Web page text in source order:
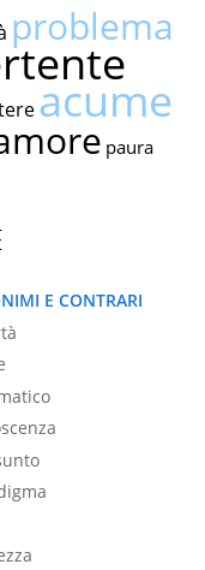
problema
acume
paura
E CONTRARI